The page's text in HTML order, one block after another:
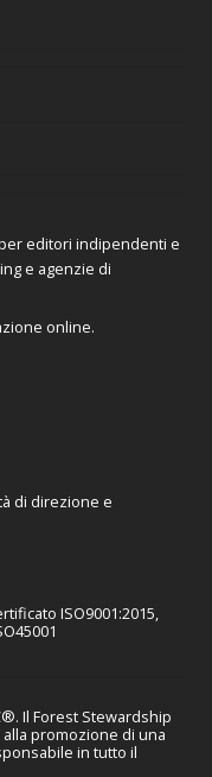
editori indipendenti e
e agenzie di
online.
di direzione e
ISO9001:2015,
Il Forest Stewardship
alla promozione di una
in tutto il